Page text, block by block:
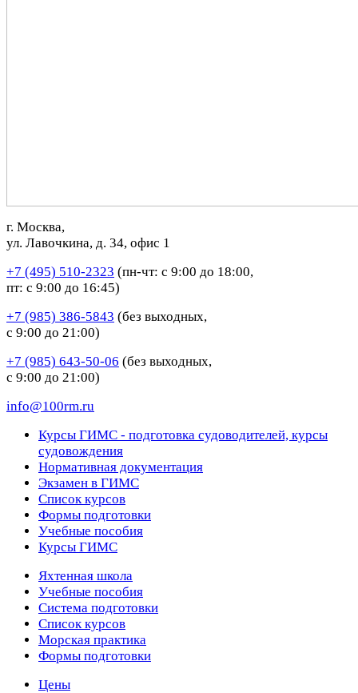
г. Москва,
ул. Лавочкина, д. 34, офис 1
+7 (495) 510-2323 (пн-чт: с 9:00 до 18:00,
пт: с 9:00 до 16:45)
+7 (985) 386-5843 (без выходных,
с 9:00 до 21:00)
+7 (985) 643-50-06 (без выходных,
с 9:00 до 21:00)
info@100rm.ru
Курсы ГИМС - подготовка судоводителей, курсы
судовождения
Нормативная документация
Экзамен в ГИМС
Список курсов
Формы подготовки
Учебные пособия
Курсы ГИМС
Яхтенная школа
Учебные пособия
Cистема подготовки
Список курсов
Морская практика
Формы подготовки
Цены